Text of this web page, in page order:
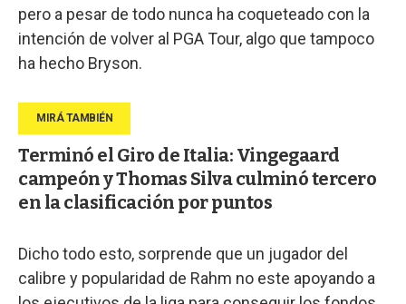
pero a pesar de todo nunca ha coqueteado con la
intención de volver al PGA Tour, algo que tampoco
ha hecho Bryson.
Terminó el Giro de Italia: Vingegaard
campeón y Thomas Silva culminó tercero
en la clasificación por puntos
Dicho todo esto, sorprende que un jugador del
calibre y popularidad de Rahm no este apoyando a